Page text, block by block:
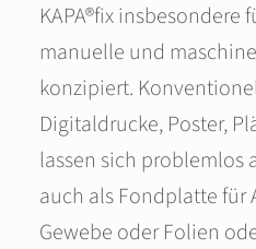
KAPA®fix insbesondere
manuelle und
konzipiert.
Digitaldrucke, Poster,
lassen sich problemlos
auch als Fondplatte
Gewebe oder Folien